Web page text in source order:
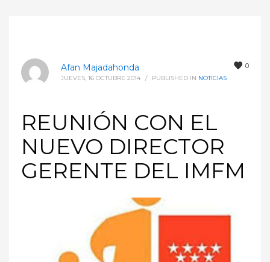
0
Afan Majadahonda
JUEVES, 16 OCTUBRE 2014 / PUBLISHED IN NOTICIAS
REUNIÓN CON EL
NUEVO DIRECTOR
GERENTE DEL IMFM